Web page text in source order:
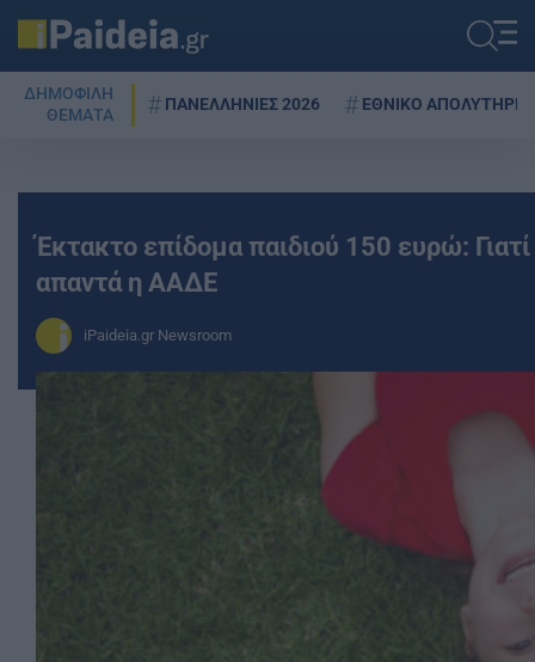
ΔΗΜΟΦΙΛΗ
ΘΕΜΑΤΑ
ΠΑΝΕΛΛΗΝΙΕΣ 2026 ΕΘΝΙΚΟ ΑΠΟΛΥΤΗΡΙΟ
Έκτακτο επίδομα παιδιού 150 ευρώ:
απαντά η ΑΑΔΕ
iPaideia.gr Newsroom